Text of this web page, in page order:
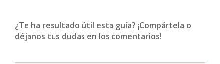
¿Te ha resultado útil esta guía? ¡Compártela o
déjanos tus dudas en los comentarios!